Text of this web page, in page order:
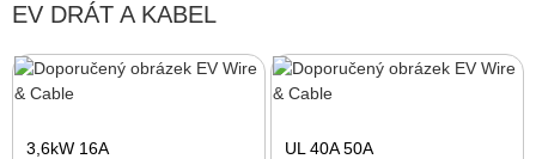
EV DRÁT A KABEL
3,6kW 16A
UL 40A 50A